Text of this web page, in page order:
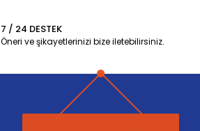
7 / 24 DESTEK
Öneri ve şikayetlerinizi bize iletebilirsiniz.